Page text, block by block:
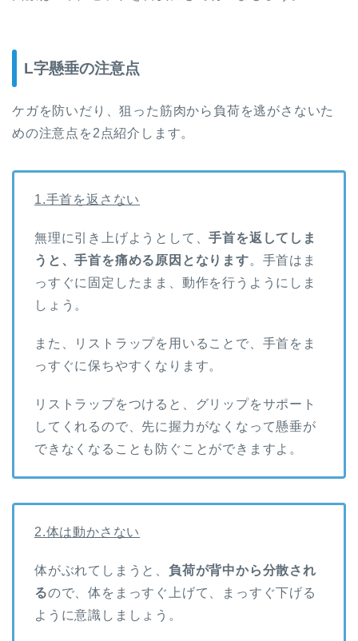
L字懸垂の注意点
ケガを防いだり、狙った筋肉から負荷を逃がさないた
めの注意点を2点紹介します。
1.手首を返さない
無理に引き上げようとして、手首を返してしま
うと、手首を痛める原因となります。手首はま
っすぐに固定したまま、動作を行うようにしま
しょう。
また、リストラップを用いることで、手首をま
っすぐに保ちやすくなります。
リストラップをつけると、グリップをサポート
してくれるので、先に握力がなくなって懸垂が
できなくなることも防ぐことができますよ。
2.体は動かさない
体がぶれてしまうと、 負荷が背中から分散され
るので、体をまっすぐ上げて、まっすぐ下げる
ように意識しましょう。